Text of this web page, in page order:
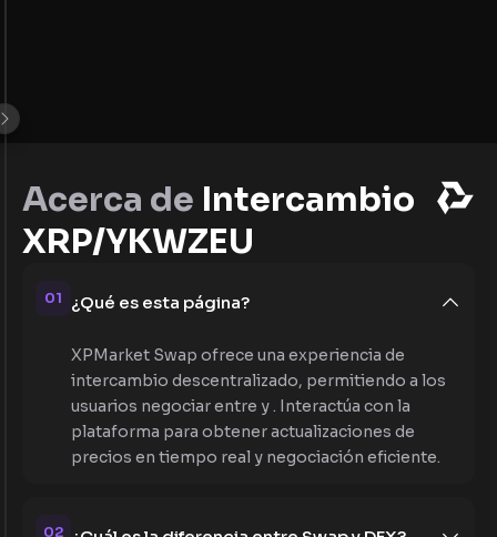
Acerca de Intercambio
XRP/YKWZEU
01 ¿Qué es esta página?
XPMarket Swap ofrece una experiencia de
intercambio descentralizado, permitiendo a los
usuarios negociar entre y . Interactúa con la
plataforma para obtener actualizaciones de
precios en tiempo real y negociación eficiente.
02